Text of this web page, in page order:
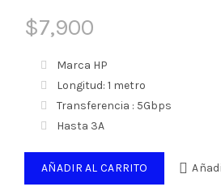
$7,900
Marca HP
Longitud: 1 metro
Transferencia : 5Gbps
Hasta 3A
AÑADIR AL CARRITO